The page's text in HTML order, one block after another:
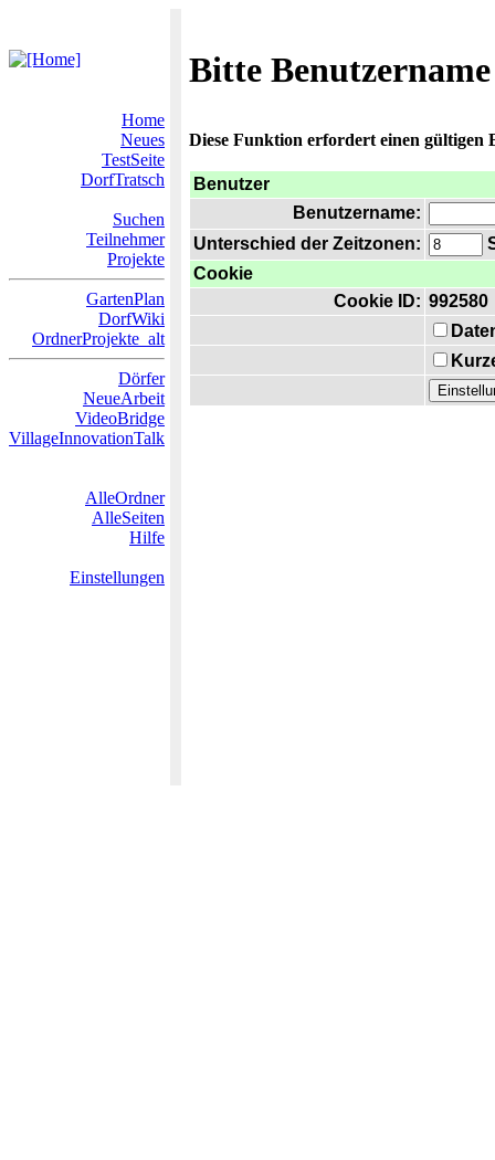
Bitte
Home
Neues
TestSeite
DorfTratsch
Suchen
Teilnehmer
Projekte
GartenPlan
DorfWiki
OrdnerProjekte_alt
Dörfer
NeueArbeit
VideoBridge
VillageInnovationTalk
AlleOrdner
AlleSeiten
Hilfe
Einstellungen
Diese Funktion erfordert einen gültigen
Benutzer
Benutzername:
Unterschied der Zeitzonen:
Cookie
Cookie ID: 992580